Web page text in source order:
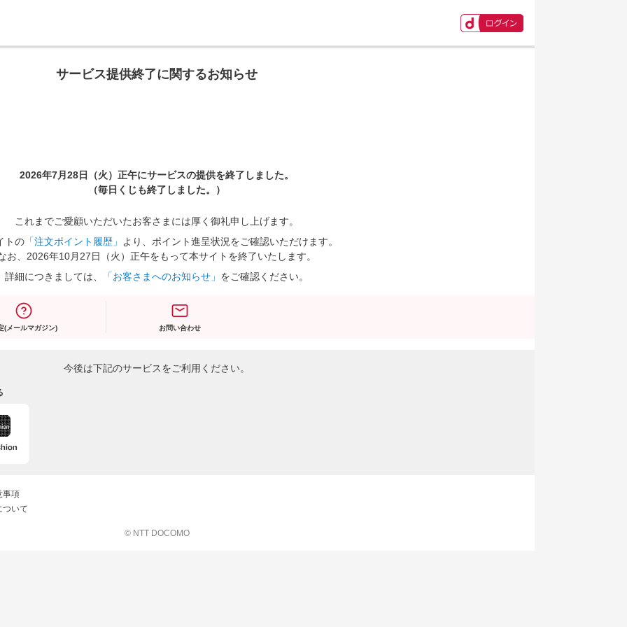
サービス提供終了に関するお知らせ
2026年7月28日（火）正午にサービスの提供を終了しました。
（毎日くじも終了しました。）
これまでご愛顧いただいたお客さまには厚く御礼申し上げます。
トの 「注文ポイント履歴」
より、ポイント進呈状況をご確認いただけます。
お、2026年10月27日（火）正午をもって本サイトを終了いたします。
詳細につきましては、
「お客さまへのお知らせ」 をご確認ください。
(メールマガジン) お問い合わせ
今後は下記のサービスをご利用ください。
事項
ついて
© NTT DOCOMO